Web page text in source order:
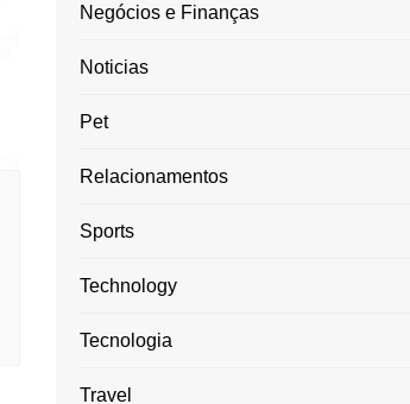
Negócios e Finanças
Noticias
Pet
Relacionamentos
Sports
Technology
Tecnologia
Travel